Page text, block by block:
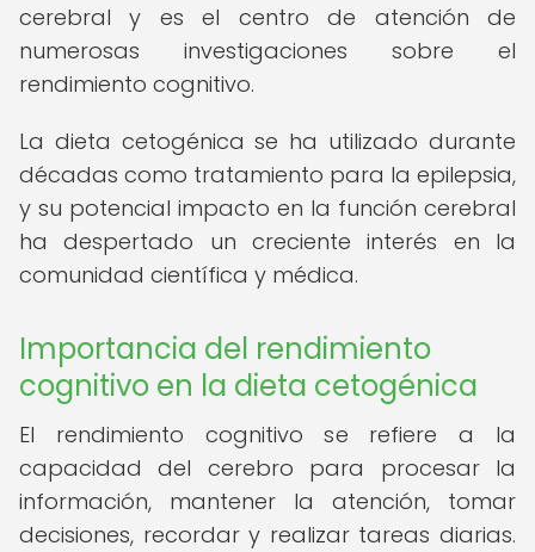
cerebral y es el centro de atención de
numerosas investigaciones sobre el
rendimiento cognitivo.
La dieta cetogénica se ha utilizado durante
décadas como tratamiento para la epilepsia,
y su potencial impacto en la función cerebral
ha despertado un creciente interés en la
comunidad científica y médica.
Importancia del rendimiento
cognitivo en la dieta cetogénica
El rendimiento cognitivo se refiere a la
capacidad del cerebro para procesar la
información, mantener la atención, tomar
decisiones, recordar y realizar tareas diarias.